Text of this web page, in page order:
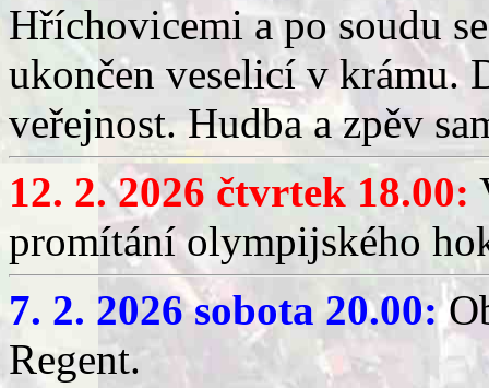
Hříchovicemi a po soudu
ukončen veselicí v krámu.
veřejnost. Hudba a zpěv
12. 2. 2026 čtvrtek 18.00:
promítání olympijského
7. 2. 2026 sobota 20.00:
Regent.